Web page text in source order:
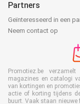
Partners
Geïnteresseerd in een
Neem contact op
Promotiez.be
magazines en catalogi
van kortingen en
actie of korting tijdens
buurt. Vaak staan